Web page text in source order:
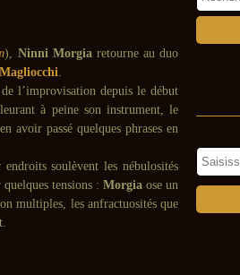
), Ninni Morgia retourne au duo
.
l’improvisation depuis le début
à peine son instrument, le
avoir passé quelques phrases en
soulèvent les nébulosités
tensions : Morgia ose un
multiples, les anfractuosités que